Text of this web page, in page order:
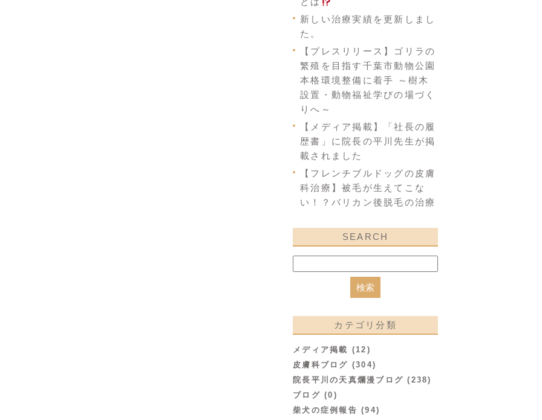
新しい治療実績を更新しまし
た。
【プレスリリース】ゴリラの
繁殖を目指す千葉市動物公園
本格環境整備に着手 ～樹木
設置・動物福祉学びの場づく
りへ～
【メディア掲載】「社長の履
歴書」に院長の平川先生が掲
載されました
【フレンチブルドッグの皮膚
科治療】被毛が生えてこな
い！？バリカン後脱毛の治療
SEARCH
カテゴリ分類
メディア掲載 (12)
皮膚科ブログ (304)
院長平川の天真爛漫ブログ (238)
ブログ (0)
柴犬の症例報告 (94)